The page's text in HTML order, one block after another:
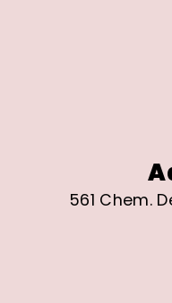
561 Chem.